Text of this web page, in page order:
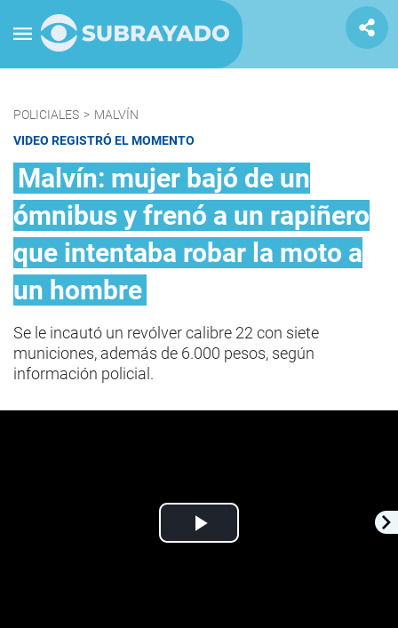
POLICIALES > MALVÍN
VIDEO REGISTRÓ EL MOMENTO
Malvín: mujer bajó de un
ómnibus y frenó a un rapiñero
que intentaba robar la moto a
un hombre
Se le incautó un revólver calibre 22 con siete
municiones, además de 6.000 pesos, según
información policial.
Play